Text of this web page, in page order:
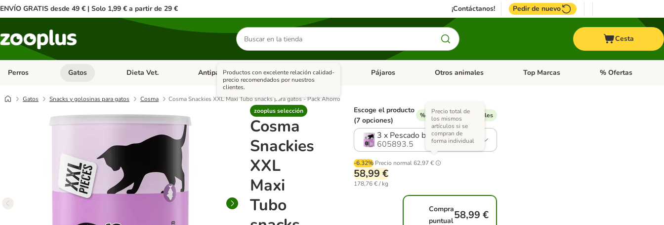
ENVÍO GRATIS desde 49 € | Solo 1,99 € a partir de 29 € ¡Contáctanos! Pedir de nuevo
Buscar
productos
Cesta
Perros Menú de categoria abierto: Perros
Gatos Menú de categoria abierto: Gatos
Dieta Vet. Menú de categoria abierto: Dieta Vet.
Antiparasitarios Menú de categoria abierto: Antiparasitarios
Roedores y + Menú de categoria abierto: Roedores y +
Pájaros Menú de categoria abierto: Pájaros
Otros animales Menú de categoria abierto: Otros animales
Top Marcas Menú de categoria
% Ofertas
Gatos Snacks y golosinas para gatos Cosma
Cosma Snackies XXL Maxi Tubo snacks para gatos - Pack Ahorro
zooplus selección
Productos con excelente relación calidad-
precio recomendados por nuestros
clientes.
Cosma
Snackies
XXL
Maxi
Tubo
Escoge el producto
(7 opciones)
% Descuentos disponibles
3 x Pescado blanco (330 g)
605893.5
-6.32% Precio normal 62,97 €
Precio total de
los mismos
artículos si se
compran de
forma individual
58,99 €
178,76 € / kg
Compra
puntual58,99 €